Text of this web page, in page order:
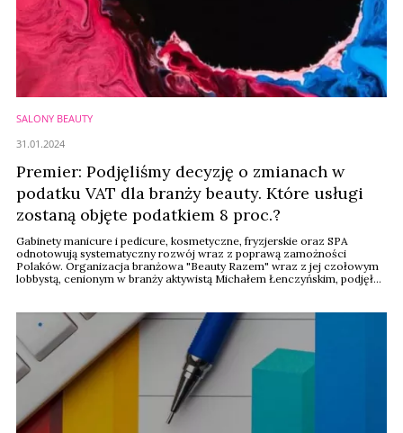
SALONY BEAUTY
Premier: Podjęliśmy decyzję o zmianach w
podatku VAT dla branży beauty. Które usługi
zostaną objęte podatkiem 8 proc.?
Gabinety manicure i pedicure, kosmetyczne, fryzjerskie oraz SPA
odnotowują systematyczny rozwój wraz z poprawą zamożności
Polaków. Organizacja branżowa "Beauty Razem" wraz z jej czołowym
lobbystą, cenionym w branży aktywistą Michałem Łenczyńskim, podjęła
zostały z powodzeniem ...
31.01.2024